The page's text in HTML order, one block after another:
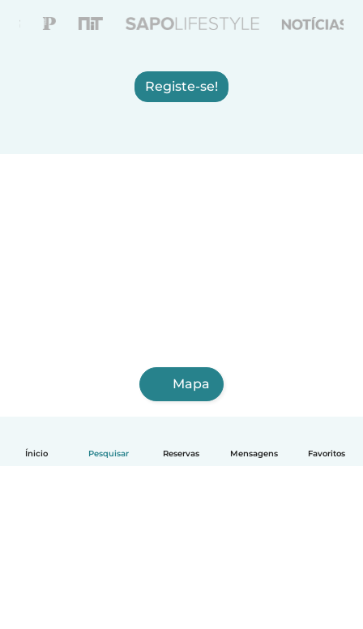
Ínicio Pesquisar Reservas Mensagens Favoritos
Registe-se!
Mapa